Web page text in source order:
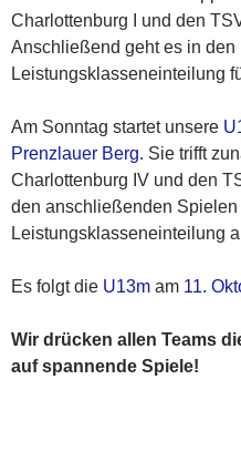
Charlottenburg I und den
Anschließend geht es in
Leistungsklasseneinteilung
Am Sonntag startet unsere
Prenzlauer Berg. Sie trifft
Charlottenburg IV und den
den anschließenden
Leistungsklasseneinteilung
Es folgt die U13m am 11.
Wir drücken allen Teams
auf spannende Spiele!